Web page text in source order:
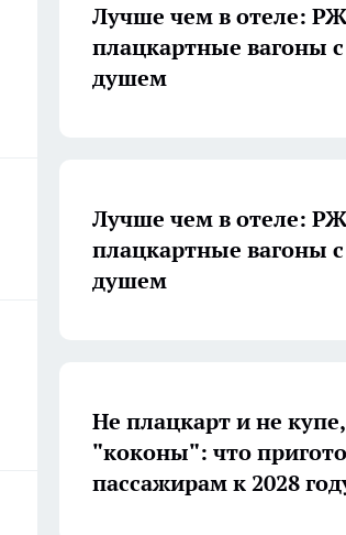
Лучше чем в отеле:
плацкартные вагоны
душем
Лучше чем в отеле:
плацкартные вагоны
душем
Не плацкарт и не
"коконы": что
пассажирам к 2028